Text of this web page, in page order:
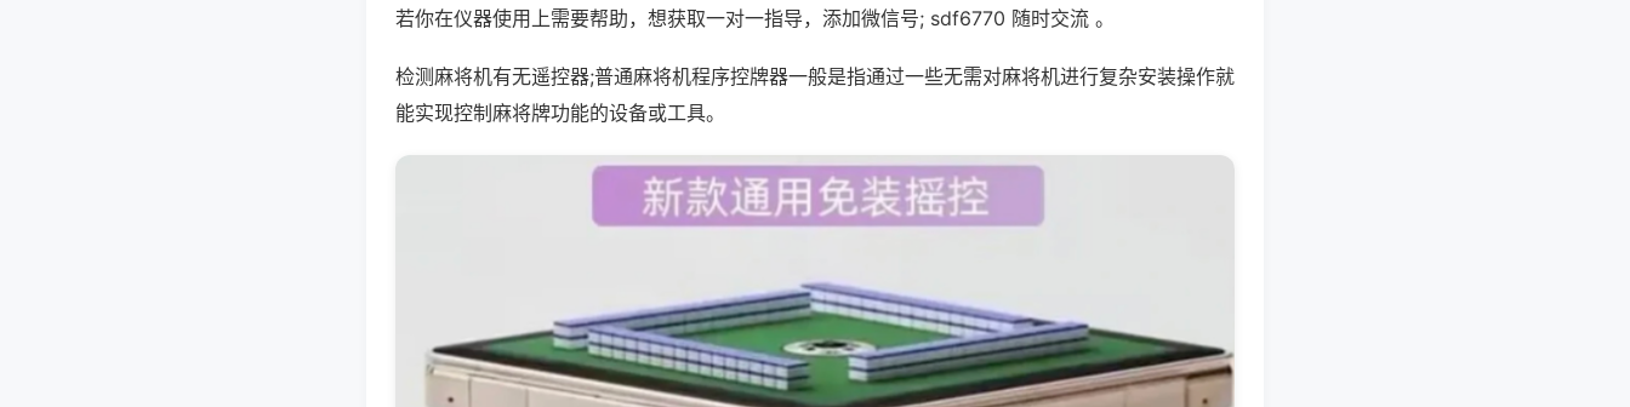
若你在仪器使用上需要帮助，想获取一对一指导，添加微信号; sdf6770 随时交流 。
检测麻将机有无遥控器;普通麻将机程序控牌器一般是指通过一些无需对麻将机进行复杂安装操作就
能实现控制麻将牌功能的设备或工具。